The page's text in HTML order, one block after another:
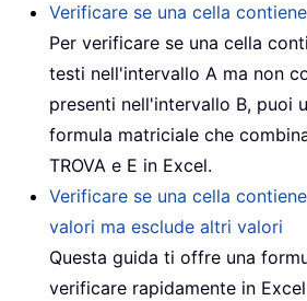
Verificare se una cella
Per verificare se una cella
testi nell'intervallo A ma non
presenti nell'intervallo B, puoi
formula matriciale che
TROVA e E in Excel.
Verificare se una cella
valori ma esclude altri valori
Questa guida ti offre una
verificare rapidamente in